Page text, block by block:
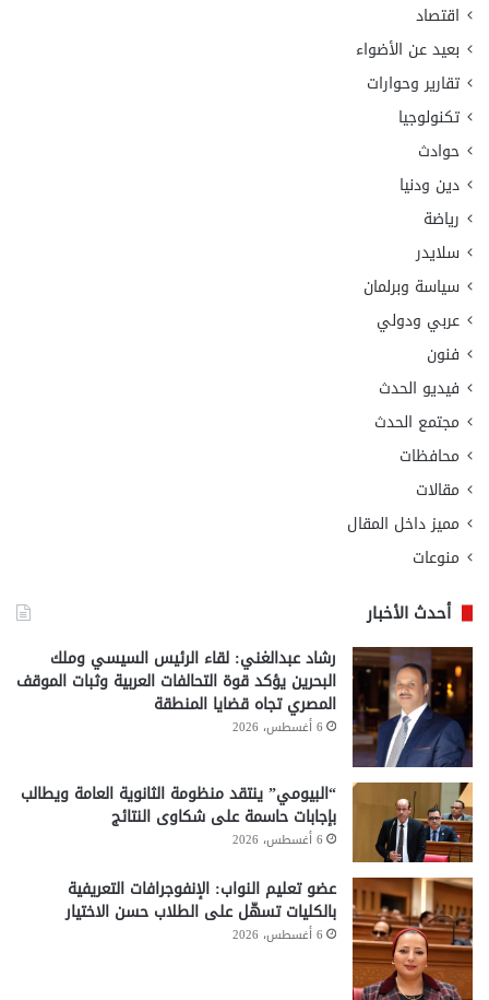
اقتصاد
بعيد عن الأضواء
تقارير وحوارات
تكنولوجيا
حوادث
دين ودنيا
رياضة
سلايدر
سياسة وبرلمان
عربي ودولي
فنون
فيديو الحدث
مجتمع الحدث
محافظات
مقالات
مميز داخل المقال
منوعات
أحدث الأخبار
رشاد عبدالغني: لقاء الرئيس السيسي وملك
البحرين يؤكد قوة التحالفات العربية وثبات الموقف
المصري تجاه قضايا المنطقة
6 أغسطس، 2026
“البيومي” ينتقد منظومة الثانوية العامة ويطالب
بإجابات حاسمة على شكاوى النتائج
6 أغسطس، 2026
عضو تعليم النواب: الإنفوجرافات التعريفية
بالكليات تسهّل على الطلاب حسن الاختيار
6 أغسطس، 2026